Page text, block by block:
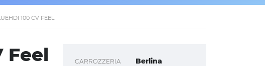
100 CV FEEL
Feel CARROZZERIA Berlina